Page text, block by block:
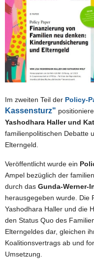
Im zweiten Teil der Policy-
Kassensturz"
Yashodhara Haller und
familienpolitischen Debatte
Elterngeld.
Veröffentlicht wurde ein
Ampel bezüglich der
durch das Gunda-Werner-
herausgegeben wurde. Die
Yashodhara Haller und die
den Status Quo des
Elterngeldes dar, gleichen
Koalitionsvertrags ab und
Umsetzung.